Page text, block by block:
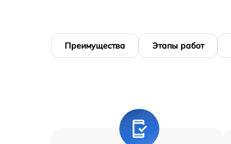
Преимущества Этапы работ